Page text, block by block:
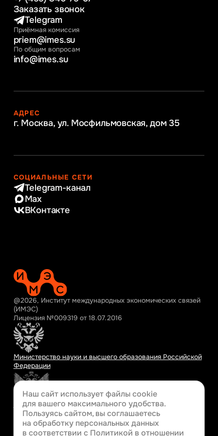
Заказать звонок
Telegram
Приёмная комиссия
priem@imes.su
По общим вопросам
info@imes.su
АДРЕС
г. Москва, ул. Мосфильмовская, дом 35
СОЦИАЛЬНЫЕ СЕТИ
Telegram-канал
Max
ВКонтакте
@2026, Институт международных экономических связей
(ИМЭС)
Лицензия №009319 от 18.07.2016
Министерство науки и высшего образования Российской
Федерации
Министерство просвещения Российской Федерации
Наш сайт использует файлы cookie
для вашего максимального удобства.
Пользуясь сайтом, вы соглашаетесь
на обработку персональных данных
в соответствии с Политикой в отношении